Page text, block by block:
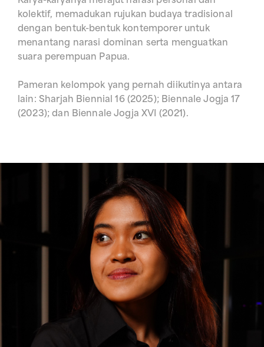
kolektif, memadukan rujukan budaya tradisional
dengan bentuk-bentuk kontemporer untuk
menantang narasi dominan serta menguatkan
suara perempuan Papua.
Pameran kelompok yang pernah diikutinya antara
lain: Sharjah Biennial 16 (2025); Biennale Jogja 17
(2023); dan Biennale Jogja XVI (2021).